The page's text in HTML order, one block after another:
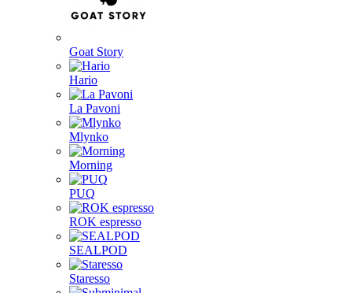
Goat Story
Hario
La Pavoni
Mlynko
Morning
PUQ
ROK espresso
SEALPOD
Staresso